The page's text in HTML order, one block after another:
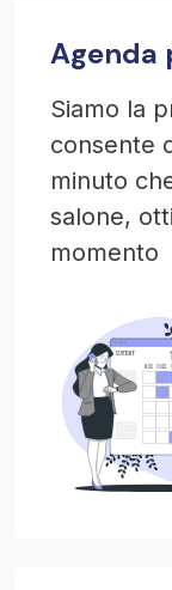
Agenda
Siamo la
consente
minuto
salone,
momento